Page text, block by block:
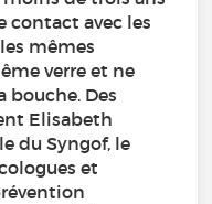
contact avec les
mêmes
verre et ne
bouche. Des
Elisabeth
du Syngof, le
et